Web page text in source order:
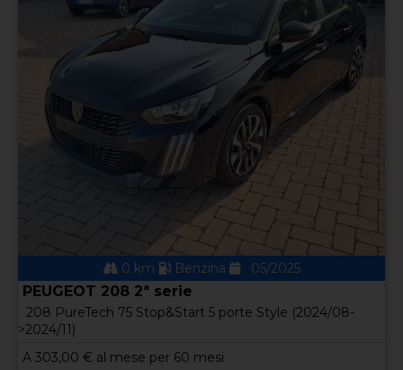
0 km Benzina 05/2025
PEUGEOT 208 2ª serie
208 PureTech 75 Stop&Start 5 porte Style (2024/08-
>2024/11)
A 303,00 € al mese per 60 mesi